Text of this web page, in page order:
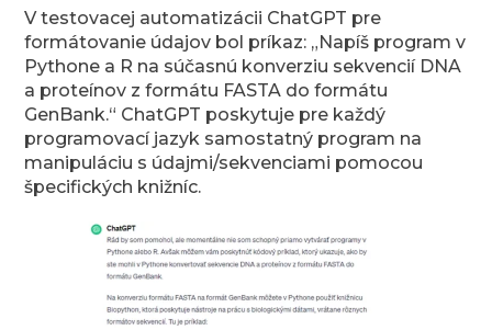
V testovacej automatizácii ChatGPT pre
formátovanie údajov bol príkaz: „Napíš program v
Pythone a R na súčasnú konverziu sekvencií DNA
a proteínov z formátu FASTA do formátu
GenBank.“ ChatGPT poskytuje pre každý
programovací jazyk samostatný program na
manipuláciu s údajmi/sekvenciami pomocou
špecifických knižníc.